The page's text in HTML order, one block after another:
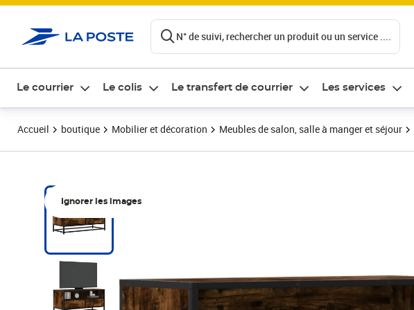
N° de suivi, rechercher un produit ou un service ....
Le courrier Le colis Le transfert de courrier Les services
Accueil boutique Mobilier et décoration Meubles de salon, salle à manger et séjour
Ignorer les images